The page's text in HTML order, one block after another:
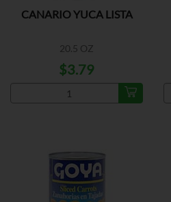
CANARIO YUCA LISTA
20.5 OZ
$3.79